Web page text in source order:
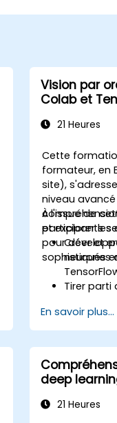
Vision par
Colab et
21 Heures
Cette
formateur, en
site),
niveau
et explorer les
pour
sophistiqués
À l'issue de
participants
Créer et
neurones
Tirer parti
évolutif et
Mettre en
tâches de
Déployer
réelles.
En savoir plus...
deep
21 Heures